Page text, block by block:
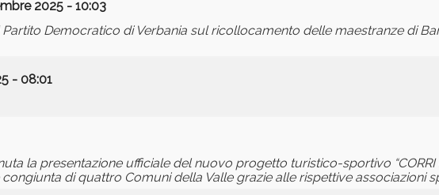
2025 - 10:03
Democratico di Verbania sul ricollocamento delle maestranze di
- 08:01
la presentazione ufficiale del nuovo progetto turistico-sportivo “CORRI
di quattro Comuni della Valle grazie alle rispettive associazioni